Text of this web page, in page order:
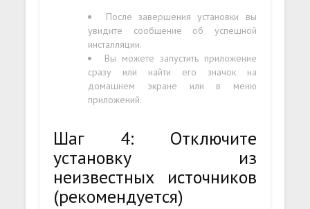
После завершения установки вы
увидите сообщение об успешной
инсталляции.
Вы можете запустить приложение
сразу или найти его значок на
домашнем экране или в меню
приложений.
Шаг 4: Отключите
установку из
неизвестных источников
(рекомендуется)